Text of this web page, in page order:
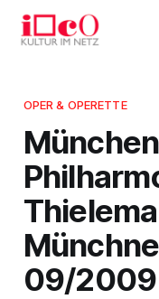
OPER & OPERETTE
09/2009